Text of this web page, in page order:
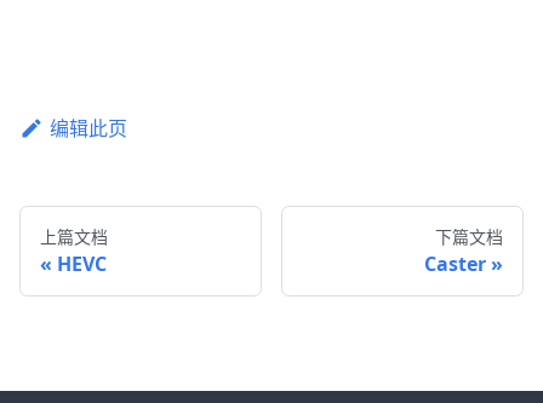
编辑此页
上篇文档
HEVC
下篇文档
Caster